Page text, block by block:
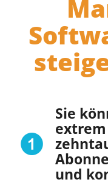
Sie
und